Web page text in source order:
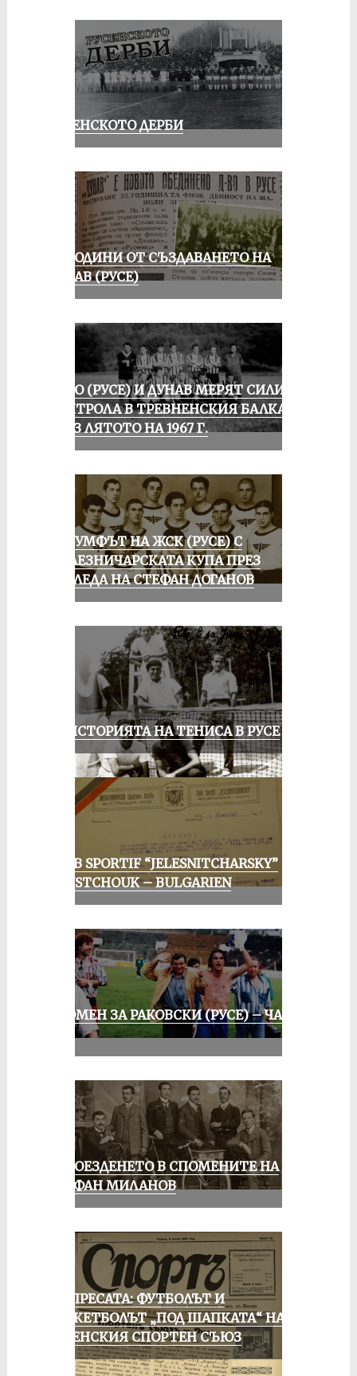
РУСЕНСКОТО ДЕРБИ
70 ГОДИНИ ОТ СЪЗДАВАНЕТО НА
ДУНАВ (РУСЕ)
ЛОКО (РУСЕ) И ДУНАВ МЕРЯТ СИЛИ В
КОНТРОЛА В ТРЕВНЕНСКИЯ БАЛКАН
ПРЕЗ ЛЯТОТО НА 1967 Г.
ТРИУМФЪТ НА ЖСК (РУСЕ) С
ЖЕЛЕЗНИЧАРСКАТА КУПА ПРЕЗ
ПОГЛЕДА НА СТЕФАН ДОГАНОВ
ЗА ИСТОРИЯТА НА ТЕНИСА В РУСЕ
CLUB SPORTIF “JELESNITCHARSKY”
ROUSTCHOUK – BULGARIEN
СПОМЕН ЗА РАКОВСКИ (РУСЕ) – ЧАСТ
КОЛОЕЗДЕНЕТО В СПОМЕНИТЕ НА
СТЕФАН МИЛАНОВ
ОТ ПРЕСАТА: ФУТБОЛЪТ И
БАСКЕТБОЛЪТ „ПОД ШАПКАТА“ НА
РУСЕНСКИЯ СПОРТЕН СЪЮЗ